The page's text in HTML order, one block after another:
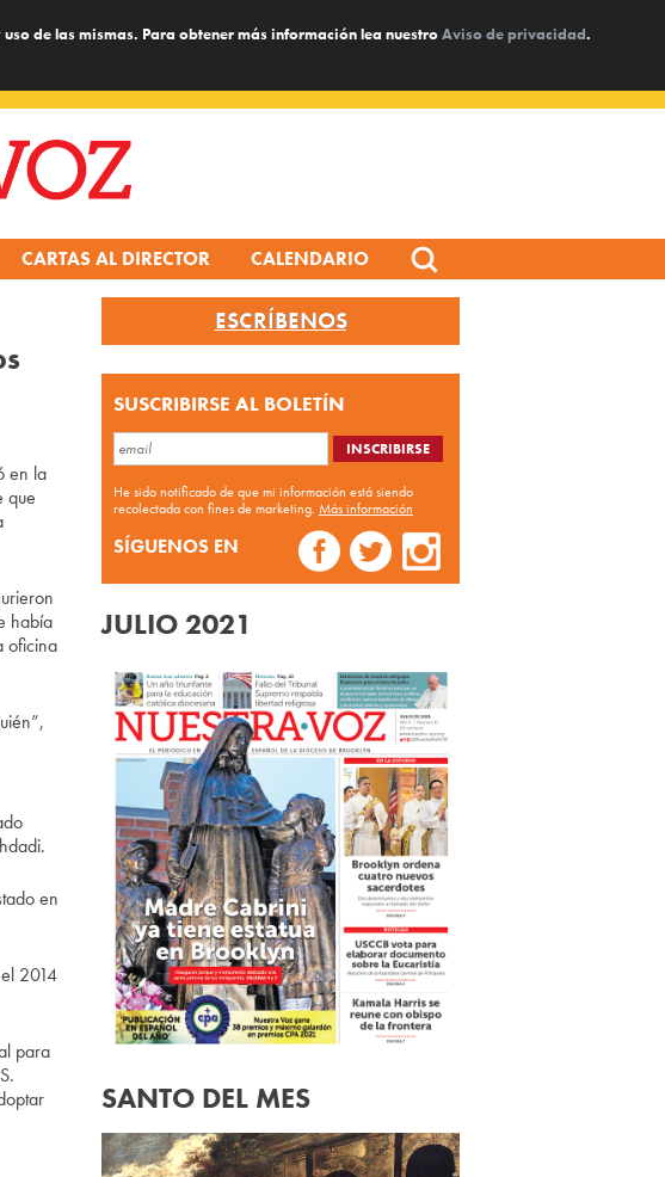
de las mismas. Para obtener más información lea nuestroAviso de privacidad.
CARTAS AL DIRECTOR CALENDARIO
Search
for:
en la
que
había
oficina
en
2014
para
ESCRÍBENOS
SUSCRIBIRSE AL BOLETÍN
He sido notificado de que mi información está siendo
recolectada con fines de marketing. Más información
SÍGUENOS EN
JULIO 2021
SANTO DEL MES